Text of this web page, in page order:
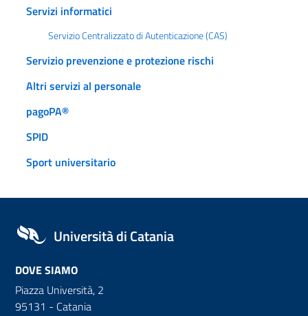
Servizi informatici
Servizio Centralizzato di Autenticazione (CAS)
Servizio prevenzione e protezione rischi
Altri servizi al personale
pagoPA®
SPID
Sport universitario
Università di Catania
DOVE SIAMO
Piazza Università, 2
95131 - Catania